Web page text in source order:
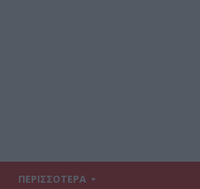
ΠΕΡΙΣΣΟΤΕΡΑ